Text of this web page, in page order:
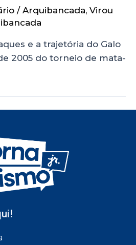
/ Arquibancada, Virou
e a trajetória do Galo
2005 do torneio de mata-